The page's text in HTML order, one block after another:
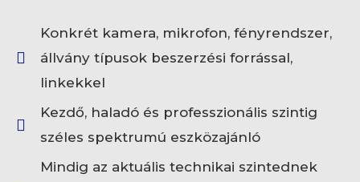
Konkrét kamera, mikrofon, fényrendszer,
állvány típusok beszerzési forrással,
linkekkel
Kezdő, haladó és professzionális szintig
széles spektrumú eszközajánló
Mindig az aktuális technikai szintednek